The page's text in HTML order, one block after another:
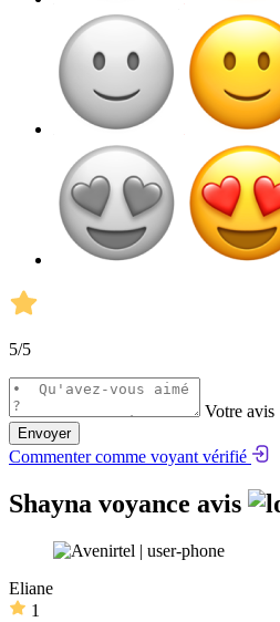
5/5
Votre avis
Envoyer
Commenter comme voyant vérifié
Shayna voyance avis
Eliane
1